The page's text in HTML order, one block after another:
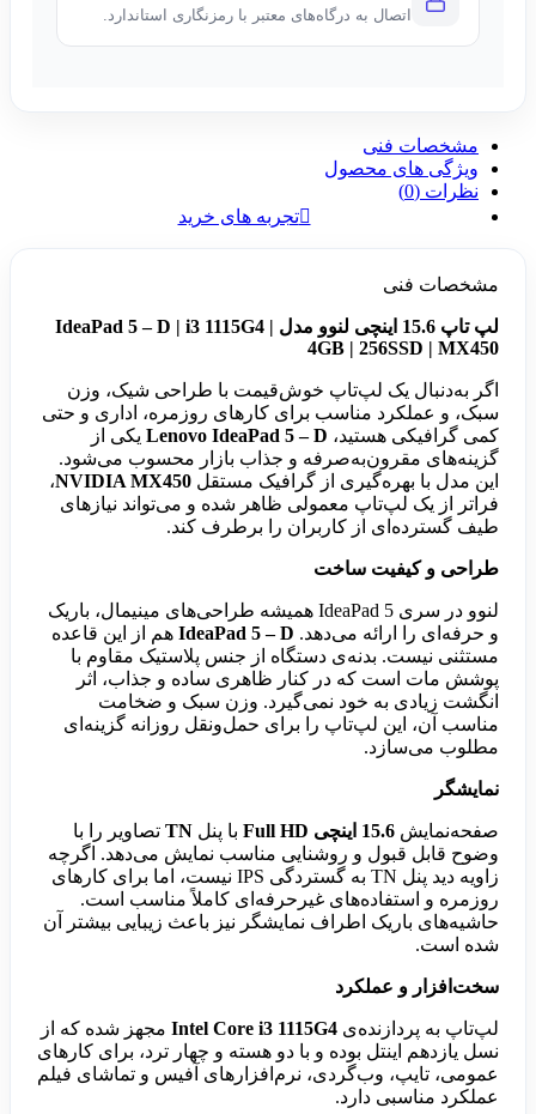
اتصال به درگاه‌های معتبر با رمزنگاری استاندارد.
مشخصات فنی
ویژگی های محصول
نظرات (0)
تجربه های خرید
مشخصات فنی
لپ تاپ 15.6 اینچی لنوو مدل
IdeaPad 5 – D | i3 1115G4 |
4GB | 256SSD | MX450
اگر به‌دنبال یک لپ‌تاپ خوش‌قیمت با طراحی شیک، وزن
سبک، و عملکرد مناسب برای کارهای روزمره، اداری و حتی
کمی گرافیکی هستید، Lenovo IdeaPad 5 – D یکی از
گزینه‌های مقرون‌به‌صرفه و جذاب بازار محسوب می‌شود.
این مدل با بهره‌گیری از گرافیک مستقل NVIDIA MX450،
فراتر از یک لپ‌تاپ معمولی ظاهر شده و می‌تواند نیازهای
طیف گسترده‌ای از کاربران را برطرف کند.
طراحی و کیفیت ساخت
لنوو در سری IdeaPad 5 همیشه طراحی‌های مینیمال، باریک
و حرفه‌ای را ارائه می‌دهد. IdeaPad 5 – D هم از این قاعده
مستثنی نیست. بدنه‌ی دستگاه از جنس پلاستیک مقاوم با
پوشش مات است که در کنار ظاهری ساده و جذاب، اثر
انگشت زیادی به خود نمی‌گیرد. وزن سبک و ضخامت
مناسب آن، این لپ‌تاپ را برای حمل‌ونقل روزانه گزینه‌ای
مطلوب می‌سازد.
نمایشگر
صفحه‌نمایش 15.6 اینچی Full HD با پنل TN تصاویر را با
وضوح قابل قبول و روشنایی مناسب نمایش می‌دهد. اگرچه
زاویه دید پنل TN به گستردگی IPS نیست، اما برای کارهای
روزمره و استفاده‌های غیرحرفه‌ای کاملاً مناسب است.
حاشیه‌های باریک اطراف نمایشگر نیز باعث زیبایی بیشتر آن
شده است.
سخت‌افزار و عملکرد
لپ‌تاپ به پردازنده‌ی Intel Core i3 1115G4 مجهز شده که از
نسل یازدهم اینتل بوده و با دو هسته و چهار ترد، برای کارهای
عمومی، تایپ، وب‌گردی، نرم‌افزارهای آفیس و تماشای فیلم
عملکرد مناسبی دارد.